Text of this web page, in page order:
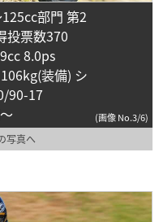
部門 第2
投票数370
8.0ps
装備) シ
90-17
(画像 No.3/6)
写真へ